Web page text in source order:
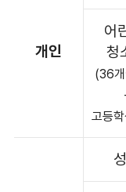
개인
어
청
(36
고등